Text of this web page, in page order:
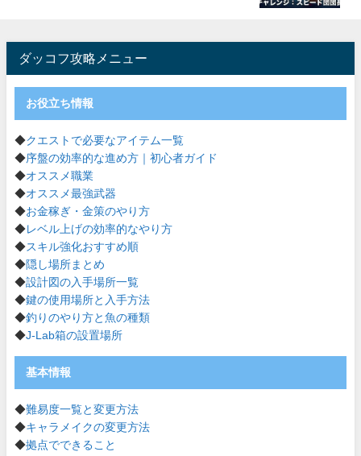
ダッコフ攻略メニュー
お役立ち情報
◆クエストで必要なアイテム一覧
◆序盤の効率的な進め方｜初心者ガイド
◆オススメ職業
◆オススメ最強武器
◆お金稼ぎ・金策のやり方
◆レベル上げの効率的なやり方
◆スキル強化おすすめ順
◆隠し場所まとめ
◆設計図の入手場所一覧
◆鍵の使用場所と入手方法
◆釣りのやり方と魚の種類
◆J-Lab箱の設置場所
基本情報
◆難易度一覧と変更方法
◆キャラメイクの変更方法
◆拠点でできること